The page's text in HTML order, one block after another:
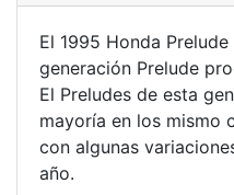
El 1995 Honda
generación Prelude
El Preludes de esta
mayoría en los mismo
con algunas
año.